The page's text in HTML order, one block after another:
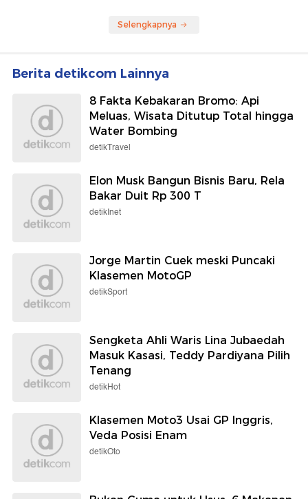
Selengkapnya
Berita detikcom Lainnya
8 Fakta Kebakaran Bromo: Api
Meluas, Wisata Ditutup Total hingga
Water Bombing
detikTravel
Elon Musk Bangun Bisnis Baru, Rela
Bakar Duit Rp 300 T
detikInet
Jorge Martin Cuek meski Puncaki
Klasemen MotoGP
detikSport
Sengketa Ahli Waris Lina Jubaedah
Masuk Kasasi, Teddy Pardiyana Pilih
Tenang
detikHot
Klasemen Moto3 Usai GP Inggris,
Veda Posisi Enam
detikOto